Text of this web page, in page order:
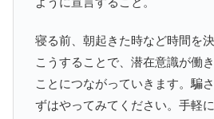
寝る前、朝起きた時など時間を
こうすることで、潜在意識が働
ことにつながっていきます。騙
ずはやってみてください。手軽